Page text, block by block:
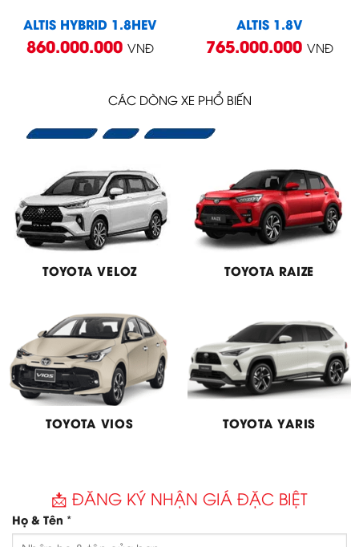
ALTIS HYBRID 1.8HEV
860.000.000 VNĐ
ALTIS 1.8V
765.000.000 VNĐ
CÁC DÒNG XE PHỔ BIẾN
TOYOTA VELOZ TOYOTA RAIZE
TOYOTA VIOS TOYOTA YARIS
📩 ĐĂNG KÝ NHẬN GIÁ ĐẶC BIỆT
Họ & Tên *